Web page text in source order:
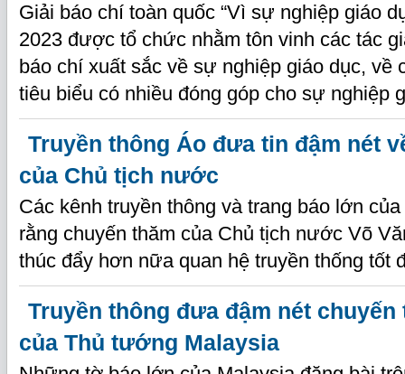
Giải báo chí toàn quốc “Vì sự nghiệp giáo
2023 được tổ chức nhằm tôn vinh các tác
báo chí xuất sắc về sự nghiệp giáo dục, về
tiêu biểu có nhiều đóng góp cho sự nghiệp
Truyền thông Áo đưa tin đậm nét
của Chủ tịch nước
Các kênh truyền thông và trang báo lớn
rằng chuyến thăm của Chủ tịch nước Võ
thúc đẩy hơn nữa quan hệ truyền thống tốt
Truyền thông đưa đậm nét chuyến
của Thủ tướng Malaysia